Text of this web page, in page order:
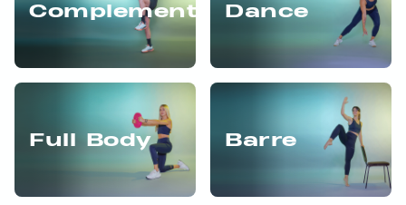
ComplementariosDance
Full Body Barre